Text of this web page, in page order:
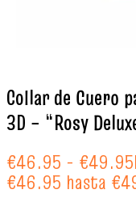
Collar de Cuero
3D – “Rosy
€46.95 - €49.95
€46.95 hasta